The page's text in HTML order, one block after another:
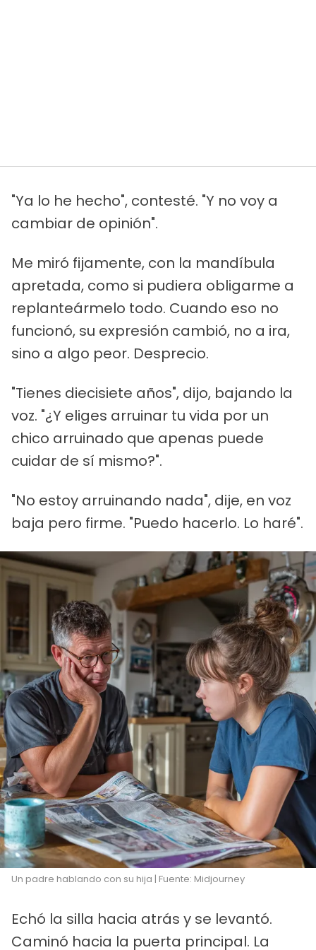
"Ya lo he hecho", contesté. "Y no voy a
cambiar de opinión".
Me miró fijamente, con la mandíbula
apretada, como si pudiera obligarme a
replanteármelo todo. Cuando eso no
funcionó, su expresión cambió, no a ira,
sino a algo peor. Desprecio.
"Tienes diecisiete años", dijo, bajando la
voz. "¿Y eliges arruinar tu vida por un
chico arruinado que apenas puede
cuidar de sí mismo?".
"No estoy arruinando nada", dije, en voz
baja pero firme. "Puedo hacerlo. Lo haré".
Un padre hablando con su hija | Fuente: Midjourney
Echó la silla hacia atrás y se levantó.
Caminó hacia la puerta principal. La